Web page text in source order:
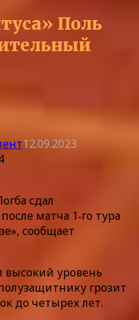
Поль
12.09.2023
сдал
матча 1‑го тура
сообщает
уровень
грозит
до четырех лет.